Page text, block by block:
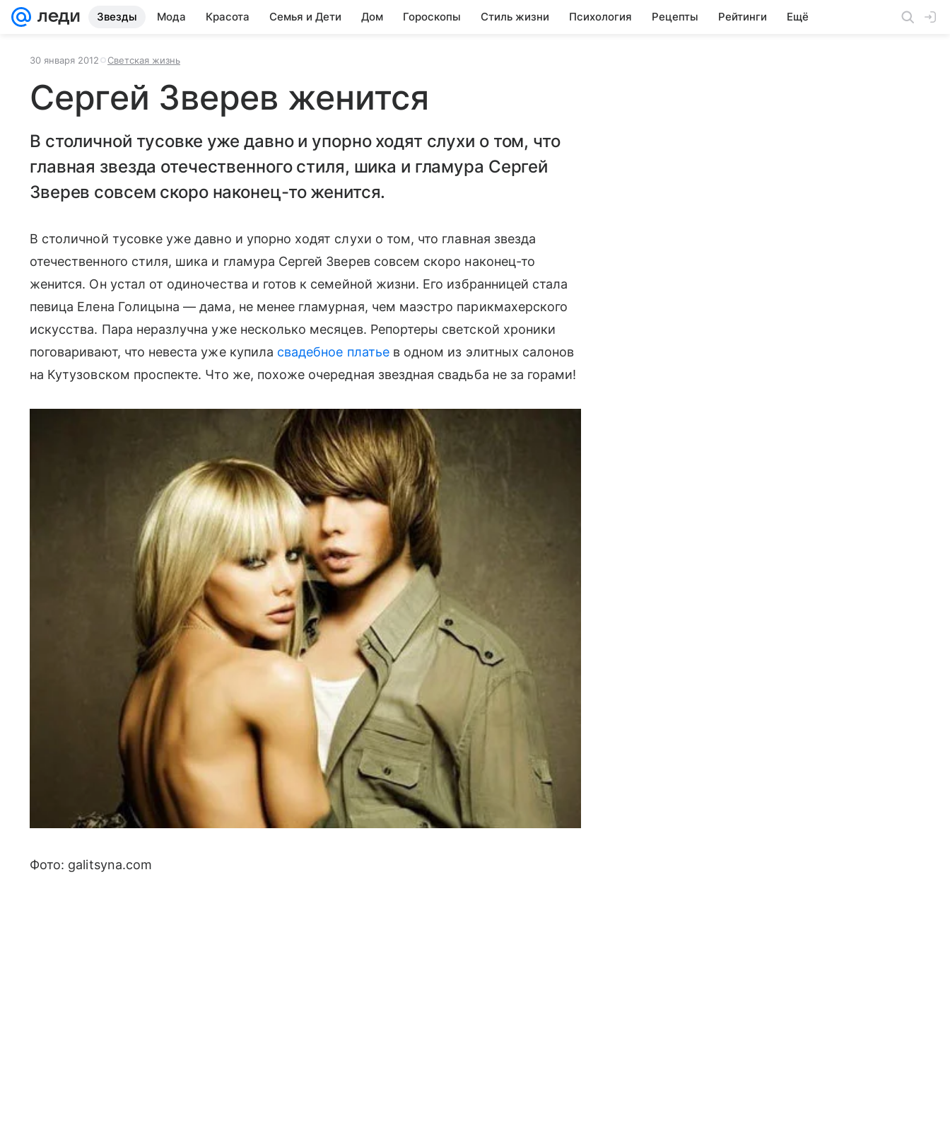
Звезды Мода Красота Семья и Дети Дом Гороскопы Стиль жизни Психология Рецепты Рейтинги Ещё
30 января 2012 Светская жизнь
Сергей Зверев женится
В столичной тусовке уже давно и упорно ходят слухи о том, что
главная звезда отечественного стиля, шика и гламура Сергей
Зверев совсем скоро наконец-то женится.
В столичной тусовке уже давно и упорно ходят слухи о том, что главная звезда
отечественного стиля, шика и гламура Сергей Зверев совсем скоро наконец-то
женится. Он устал от одиночества и готов к семейной жизни. Его избранницей стала
певица Елена Голицына — дама, не менее гламурная, чем маэстро парикмахерского
искусства. Пара неразлучна уже несколько месяцев. Репортеры светской хроники
поговаривают, что невеста уже купила свадебное платьев одном из элитных салонов
на Кутузовском проспекте. Что же, похоже очередная звездная свадьба не за горами!
Фото: galitsyna.com